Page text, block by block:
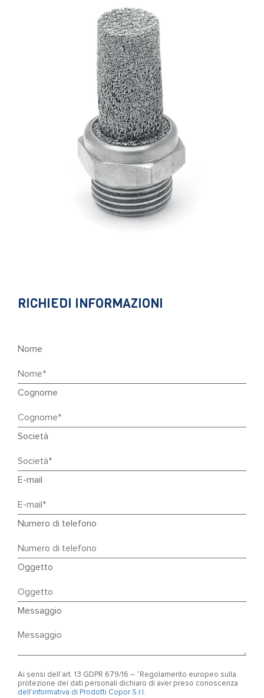
RICHIEDI INFORMAZIONI
Nome
Cognome
Società
E-mail
Numero di telefono
Oggetto
Messaggio
Ai sensi dell’art. 13 GDPR 679/16 – “Regolamento europeo sulla
protezione dei dati personali dichiaro di aver preso conoscenza
dell'informativa di Prodotti Copor S.r.l.